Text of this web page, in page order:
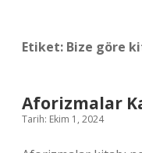
Etiket: Bize göre
Aforizmalar
Tarih: Ekim 1, 2024